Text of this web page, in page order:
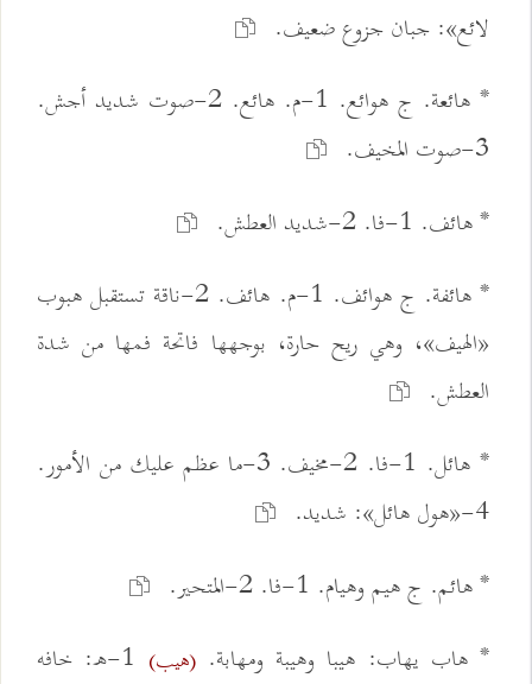
لائع»: جبان جزوع ضعيف.
* هائعة. ج هوائع. 1-م. هائع. 2-صوت شديد أجش.
3-صوت المخيف.
* هائف. 1-فا. 2-شديد العطش.
* هائفة. ج هوائف. 1-م. هائف. 2-ناقة تستقبل هبوب
«الهيف»، وهي ريح حارة، بوجهها فاتحة فمها من شدة
العطش.
* هائل. 1-فا. 2-مخيف. 3-ما عظم عليك من الأمور.
4-«هول هائل»: شديد.
* هائم. ج هيم وهيام. 1-فا. 2-المتحير.
* هاب يهاب: هيبا وهيبة ومهابة.(هيب)
1-ه: خافه